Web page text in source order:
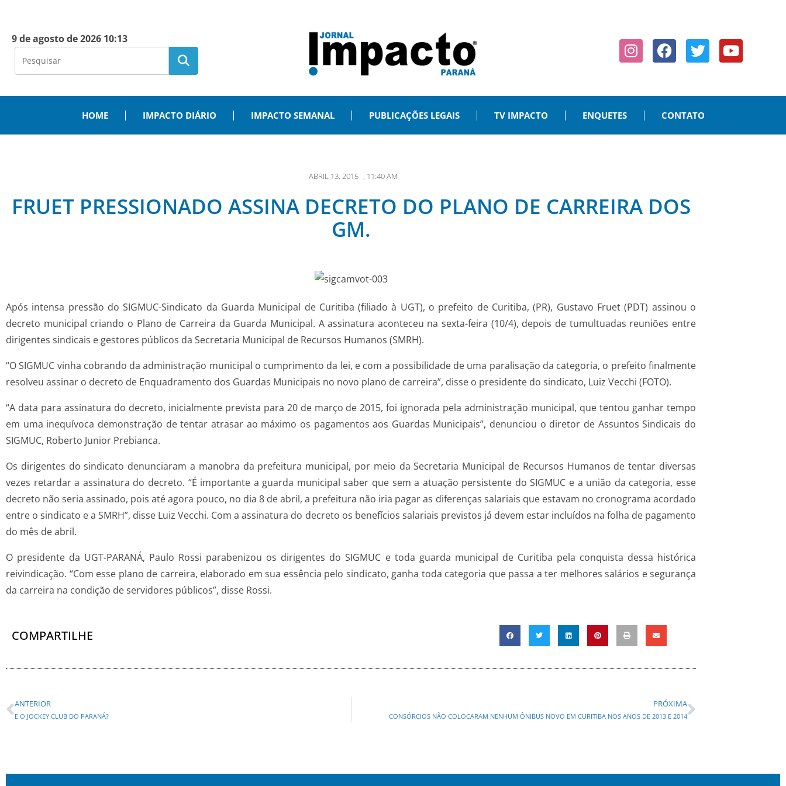
9 de agosto de 2026 10:13
HOME IMPACTO DIÁRIO IMPACTO SEMANAL PUBLICAÇÕES LEGAIS TV IMPACTO ENQUETES CONTATO
ABRIL 13, 2015 , 11:40 AM
FRUET PRESSIONADO ASSINA DECRETO DO PLANO DE CARREIRA DOS
GM.
Após intensa pressão do SIGMUC-Sindicato da Guarda Municipal de Curitiba (filiado à UGT), o prefeito de Curitiba, (PR), Gustavo Fruet (PDT) assinou o
decreto municipal criando o Plano de Carreira da Guarda Municipal. A assinatura aconteceu na sexta-feira (10/4), depois de tumultuadas reuniões entre
dirigentes sindicais e gestores públicos da Secretaria Municipal de Recursos Humanos (SMRH).
“O SIGMUC vinha cobrando da administração municipal o cumprimento da lei, e com a possibilidade de uma paralisação da categoria, o prefeito finalmente
resolveu assinar o decreto de Enquadramento dos Guardas Municipais no novo plano de carreira”, disse o presidente do sindicato, Luiz Vecchi (FOTO).
“A data para assinatura do decreto, inicialmente prevista para 20 de março de 2015, foi ignorada pela administração municipal, que tentou ganhar tempo
em uma inequívoca demonstração de tentar atrasar ao máximo os pagamentos aos Guardas Municipais”, denunciou o diretor de Assuntos Sindicais do
SIGMUC, Roberto Junior Prebianca.
Os dirigentes do sindicato denunciaram a manobra da prefeitura municipal, por meio da Secretaria Municipal de Recursos Humanos de tentar diversas
vezes retardar a assinatura do decreto. “É importante a guarda municipal saber que sem a atuação persistente do SIGMUC e a união da categoria, esse
decreto não seria assinado, pois até agora pouco, no dia 8 de abril, a prefeitura não iria pagar as diferenças salariais que estavam no cronograma acordado
entre o sindicato e a SMRH”, disse Luiz Vecchi. Com a assinatura do decreto os benefícios salariais previstos já devem estar incluídos na folha de pagamento
do mês de abril.
O presidente da UGT-PARANÁ, Paulo Rossi parabenizou os dirigentes do SIGMUC e toda guarda municipal de Curitiba pela conquista dessa histórica
reivindicação. “Com esse plano de carreira, elaborado em sua essência pelo sindicato, ganha toda categoria que passa a ter melhores salários e segurança
da carreira na condição de servidores públicos”, disse Rossi.
COMPARTILHE
ANTERIOR
E O JOCKEY CLUB DO PARANÁ?
PRÓXIMA
CONSÓRCIOS NÃO COLOCARAM NENHUM ÔNIBUS NOVO EM CURITIBA NOS ANOS DE 2013 E 2014